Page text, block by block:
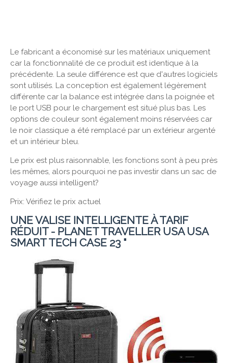
Le fabricant a économisé sur les matériaux uniquement
car la fonctionnalité de ce produit est identique à la
précédente. La seule différence est que d'autres logiciels
sont utilisés. La conception est également légèrement
différente car la balance est intégrée dans la poignée et
le port USB pour le chargement est situé plus bas. Les
options de couleur sont également moins réservées car
le noir classique a été remplacé par un extérieur argenté
et un intérieur bleu.
Le prix est plus raisonnable, les fonctions sont à peu près
les mêmes, alors pourquoi ne pas investir dans un sac de
voyage aussi intelligent?
Prix: Vérifiez le prix actuel
UNE VALISE INTELLIGENTE À TARIF
RÉDUIT - PLANET TRAVELLER USA USA
SMART TECH CASE 23 "